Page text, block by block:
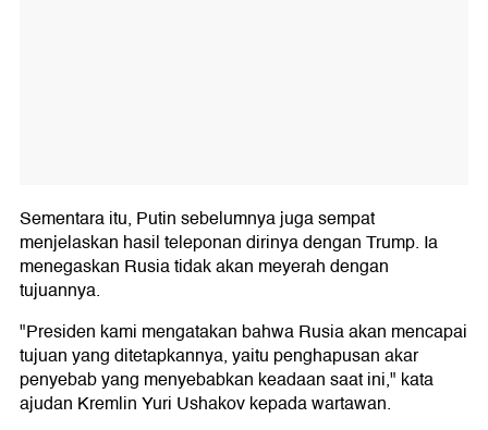
Sementara itu, Putin sebelumnya juga sempat
menjelaskan hasil teleponan dirinya dengan Trump. Ia
menegaskan Rusia tidak akan meyerah dengan
tujuannya.
"Presiden kami mengatakan bahwa Rusia akan mencapai
tujuan yang ditetapkannya, yaitu penghapusan akar
penyebab yang menyebabkan keadaan saat ini," kata
ajudan Kremlin Yuri Ushakov kepada wartawan.